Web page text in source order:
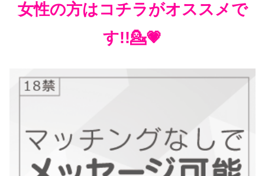
女性の方はコチラがオススメで
す!!💁💗